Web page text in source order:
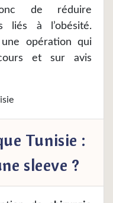
de réduire
liés à l’obésité.
opération qui
et sur avis
Tunisie :
sleeve ?